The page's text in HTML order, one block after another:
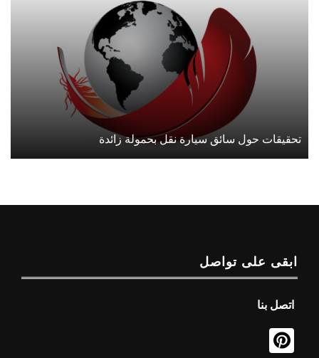
تحقيقات حول سائق سيارة نقل بحمولة زائدة
ابقى على تواصل
اتصل بنا